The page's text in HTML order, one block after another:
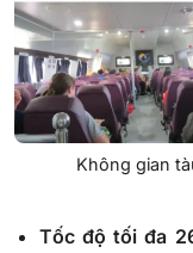
Không gian
Tốc độ tối đa